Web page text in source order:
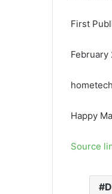
First
February
hometech
Happy
Source